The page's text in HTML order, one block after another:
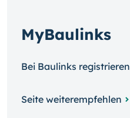
MyBaulinks
Bei Baulinks registrieren
Seite weiterempfehlen